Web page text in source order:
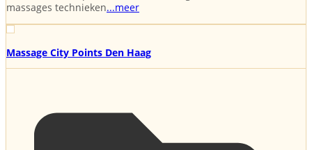
massages technieken...meer
Massage City Points Den Haag